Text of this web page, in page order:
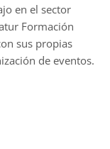
en el sector
Formación
sus propias
de eventos.